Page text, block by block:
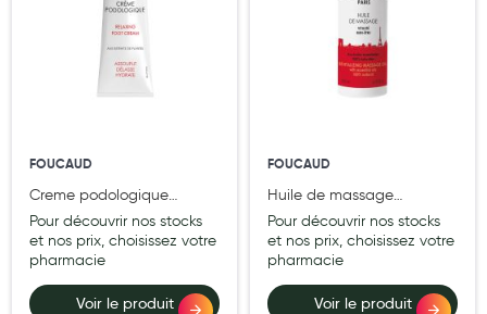
Toilette du bébé
Soins enfant
Soins maman
Tisanes allaitement et compléments alimentaires
Accessoires maternité
FOUCAUD
Creme podologique
foucaud tube 50 gr
Pour découvrir nos stocks
et nos prix, choisissez votre
pharmacie
Voir le produit
FOUCAUD
Huile de massage
revitalisante foucaud
flacon plastique 200 ml
Pour découvrir nos stocks
et nos prix, choisissez votre
pharmacie
Voir le produit